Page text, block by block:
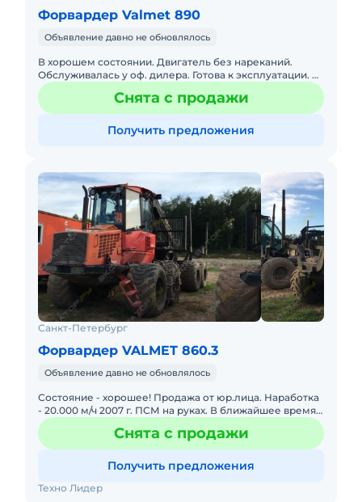
Форвардер Valmet 890
Объявление давно не обновлялось
В хорошем состоянии. Двигатель без нареканий.
Обслуживалась у оф. дилера. Готова к эксплуатации. В
наличии. Цена без НДС. фото по запросу на воцап
Снята с продажи
Получить предложения
Санкт-Петербург
Форвардер VALMET 860.3
Объявление давно не обновлялось
Состояние - хорошее! Продажа от юр.лица. Наработка
- 20.000 м/ч 2007 г. ПСМ на руках. В ближайшее время
будет снят с учета в Гостехнадзоре. Торг! Находится в
Пс
Снята с продажи
Получить предложения
Техно Лидер